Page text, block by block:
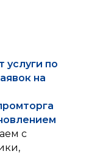
услуги по
на
с